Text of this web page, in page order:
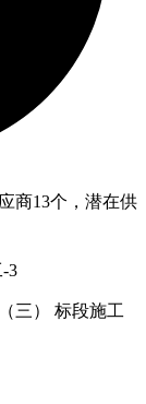
商13个，潜在供
3
三） 标段施工